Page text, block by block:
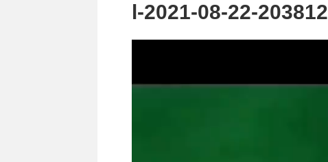
l-2021-08-22-203812
レ